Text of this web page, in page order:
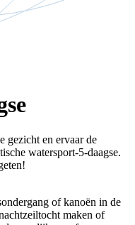
gezicht en ervaar de
watersport-5-daagse.
of kanoën in de
maken of